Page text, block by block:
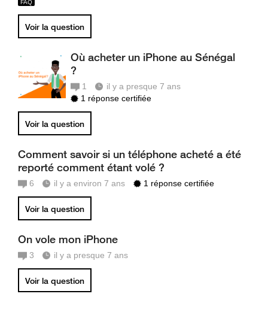
Voir la question
Où acheter un iPhone au Sénégal
?
1
il y a presque 7 ans
1 réponse certifiée
Voir la question
Comment savoir si un téléphone acheté a été
reporté comment étant volé ?
6 il y a environ 7 ans 1 réponse certifiée
Voir la question
On vole mon iPhone
3 il y a presque 7 ans
Voir la question